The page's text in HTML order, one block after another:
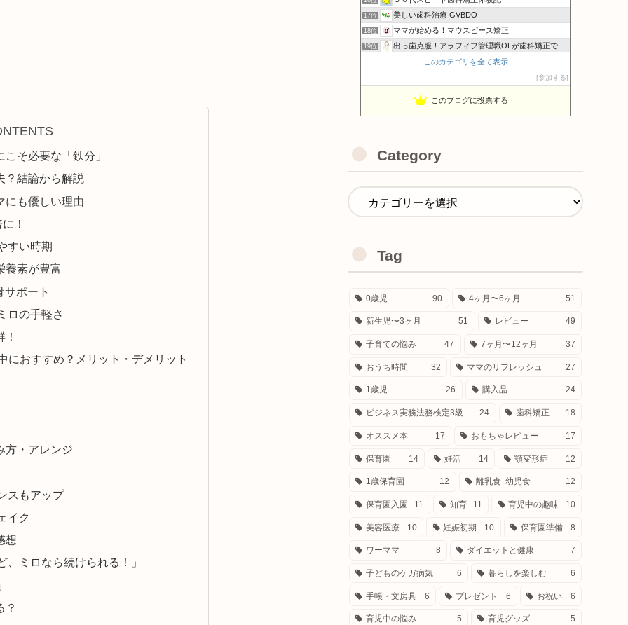
そ必要な「鉄分」
？結論から解説
にも優しい理由
！
すい時期
養素が豊富
ポート
ロの手軽さ
におすすめ？メリット・デメリット
方・アレンジ
スもアップ
イク
想
ミロなら続けられる！」
？
17位 美しい歯科治療 GVBDO
18位 ママが始める！マウスピース矯正
19位 出っ歯克服！アラフィフ管理職OLが歯科矯正で自信を取り戻す
さんがつの歯科矯正を始めます
このカテゴリを全て表示
参加する
このブログに投票する
Category
Tag
0歳児 90 4ヶ月〜6ヶ月 51
新生児〜3ヶ月 51 レビュー 49
子育ての悩み 47 7ヶ月〜12ヶ月 37
おうち時間 32 ママのリフレッシュ 27
1歳児 26 購入品 24
ビジネス実務法務検定3級 24 歯科矯正 18
オススメ本 17 おもちゃレビュー 17
保育園 14 妊活 14 顎変形症 12
1歳保育園 12 離乳食･幼児食 12
保育園入園 11 知育 11 育児中の趣味 10
美容医療 10 妊娠初期 10 保育園準備 8
ワーママ 8 ダイエットと健康 7
子どものケガ病気 6 暮らしを楽しむ 6
手帳・文房具 6 プレゼント 6 お祝い 6
育児中の悩み 5 育児グッズ 5